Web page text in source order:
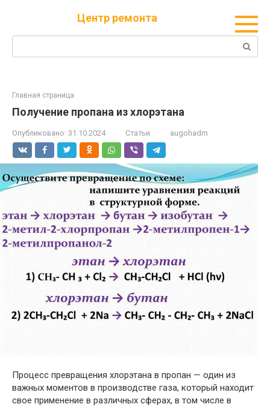
Центр ремонта
Поиск:
Главная страница
Получение пропана из хлорэтана
Опубликовано: 31.10.2024 Статьи augohadm
Процесс превращения хлорэтана в пропан — один из
важных моментов в производстве газа, который находит
свое применение в различных сферах, в том числе в